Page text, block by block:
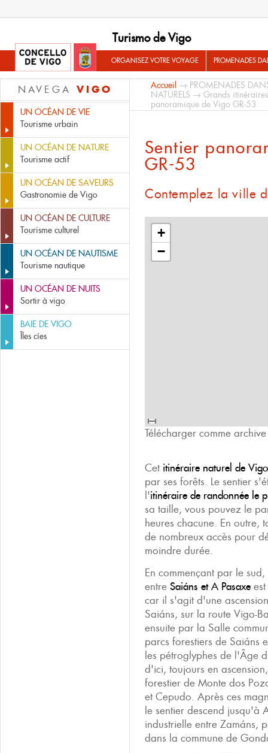
Turismo de Vigo
ORGANISEZ VOTRE VOYAGE PROMENADES
NAVEGA VIGO
UN OCÉAN DE VIE
Tourisme urbain
UN OCÉAN DE NATURE
Tourisme actif
UN OCÉAN DE SAVEURS
Gastronomie de Vigo
UN OCÉAN DE CULTURE
Tourisme culturel
UN OCÉAN DE NAUTISME
Tourisme nautique
UN OCÉAN DE NUITS
Sortir à vigo
BAIE DE VIGO
Îles cíes
Accueil → PROMENADES
NATURELS → Grands
panoramique de Vigo GR-53
Sentier
GR-53
Contemplez la ville
+
−
Télécharger comme archive
Cet itinéraire naturel de
par ses forêts. Le sentier
l'itinéraire de randonnée le
sa taille, vous pouvez le
heures chacune. En
de nombreux accès pour
moindre durée.
En commençant par le
entre Saiáns et A Pasaxe
car il s'agit d'une
Saiáns, sur la route Vigo-
ensuite par la Salle
parcs forestiers de Saiáns
les pétroglyphes de l'Âge
d'ici, toujours en
forestier de Monte dos
et Cepudo. Après ces
le sentier descend jusqu'à
industrielle entre Zamáns,
dans la commune de